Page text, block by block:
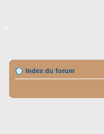
Index du forum